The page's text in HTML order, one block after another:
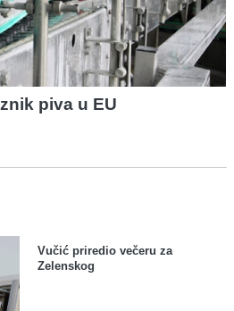
piva u EU
Vučić priredio večeru za
Zelenskog